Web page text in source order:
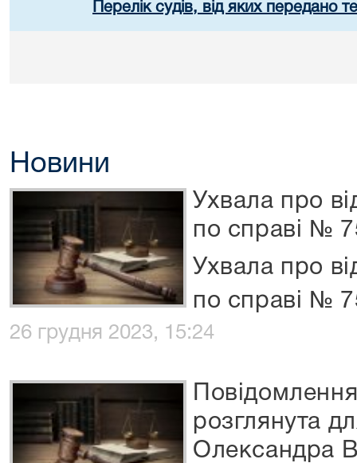
Перелік судів, від яких передано
Новини
Ухвала про
по справі №
Ухвала про
по справі №
26 грудня 2023, 15:24
розглянута
Олександра